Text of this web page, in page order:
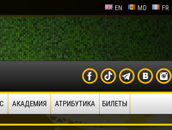
EN MD FR
АКАДЕМИЯ АТРИБУТИКА БИЛЕТЫ